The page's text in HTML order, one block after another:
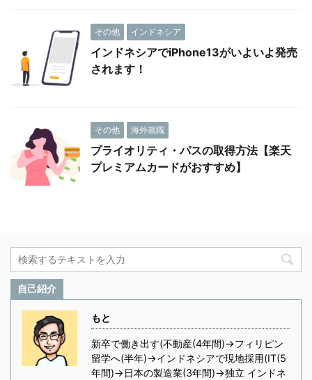
その他 インドネシア
インドネシアでiPhone13がいよいよ発売
されます！
その他 海外就職
プライオリティ・パスの取得方法【楽天
プレミアムカードがおすすめ】
自己紹介
もと
新卒で働き出す(不動産(4年間)→フィリピン
留学へ(半年)→インドネシアで現地採用(IT(5
年間)→日本の製造業(3年間)→独立 インドネ